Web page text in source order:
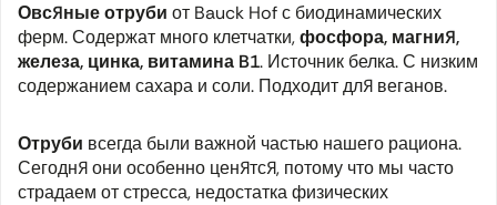
Овсяные отруби от Bauck Hof с биодинамических
ферм. Содержат много клетчатки,фосфора, магния,
железа, цинка, витамина B1. Источник белка. С низким
содержанием сахара и соли. Подходит для веганов.
Отруби всегда были важной частью нашего рациона.
Сегодня они особенно ценятся, потому что мы часто
страдаем от стресса, недостатка физических